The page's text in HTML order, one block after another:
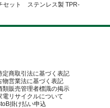
セット ステンレス製 TPR-
定商取引法に基づく表記
物営業法に基づく表記
類販売管理者標識の掲示
電リサイクルについて
掛け払い申込